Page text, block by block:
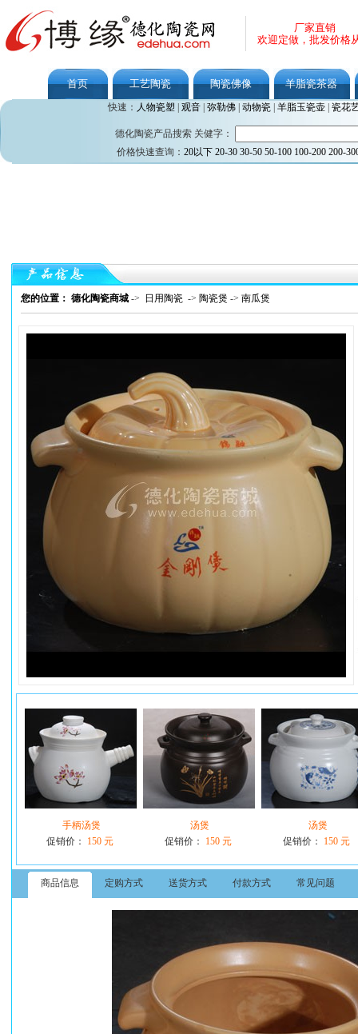
厂家直销
欢迎定做，批发价格
首页 工艺陶瓷 陶瓷佛像 羊脂瓷茶器
快速： 人物瓷塑 观音| 弥勒佛| 动物瓷| 羊脂玉瓷壶| 瓷花
德化陶瓷产品搜索 关健字：
价格快速查询： 20以下 20-30 30-50 50-100 100-200 200-
您的位置： 德化陶瓷商城 -> 日用陶瓷 -> 陶瓷煲 -> 南瓜煲
手柄汤煲
促销价：
150 元
汤煲
促销价：
150 元
汤煲
促销价：
150 元
商品信息 定购方式 送货方式 付款方式 常见问题